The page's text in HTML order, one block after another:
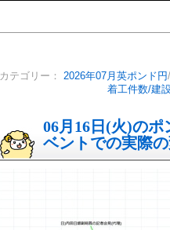
カテゴリー： 2026年07月英ポンド円
着工件数/建
06月16日(火)の
ベントでの実際